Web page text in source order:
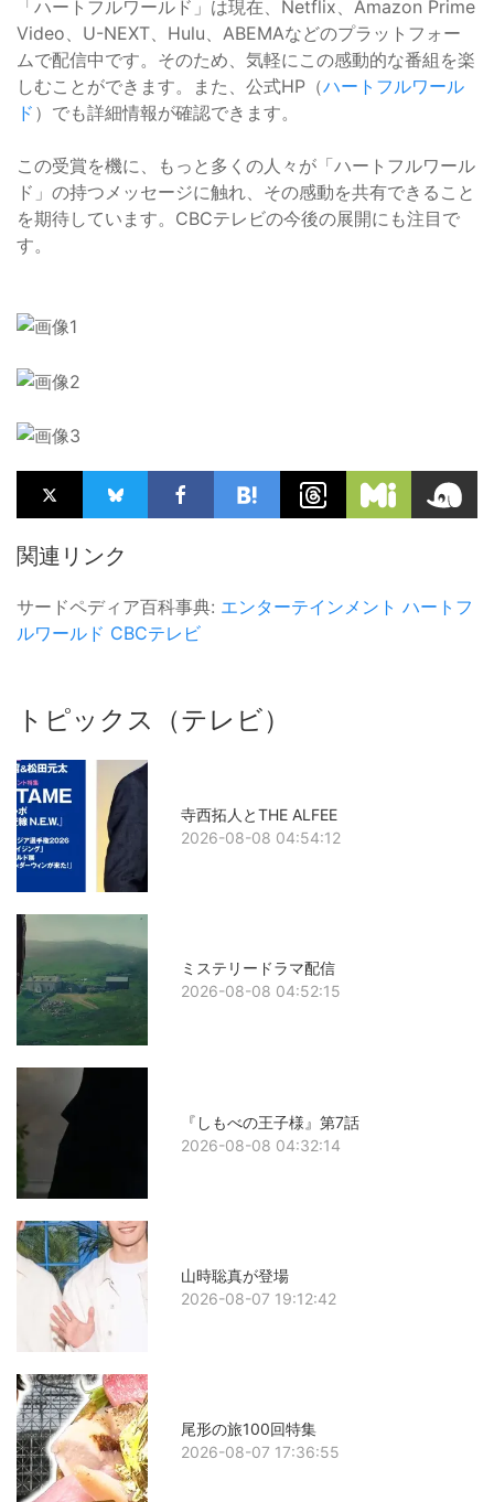
「ハートフルワールド」は現在、Netflix、Amazon Prime
Video、U-NEXT、Hulu、ABEMAなどのプラットフォー
ムで配信中です。そのため、気軽にこの感動的な番組を楽
しむことができます。また、公式HP（ハートフルワール
ド ）でも詳細情報が確認できます。
この受賞を機に、もっと多くの人々が「ハートフルワール
ド」の持つメッセージに触れ、その感動を共有できること
を期待しています。CBCテレビの今後の展開にも注目で
す。
関連リンク
サードペディア百科事典: エンターテインメント ハートフ
ルワールド CBCテレビ
トピックス（テレビ）
寺西拓人とTHE ALFEE
2026-08-08 04:54:12
ミステリードラマ配信
2026-08-08 04:52:15
『しもべの王子様』第7話
2026-08-08 04:32:14
山時聡真が登場
2026-08-07 19:12:42
尾形の旅100回特集
2026-08-07 17:36:55